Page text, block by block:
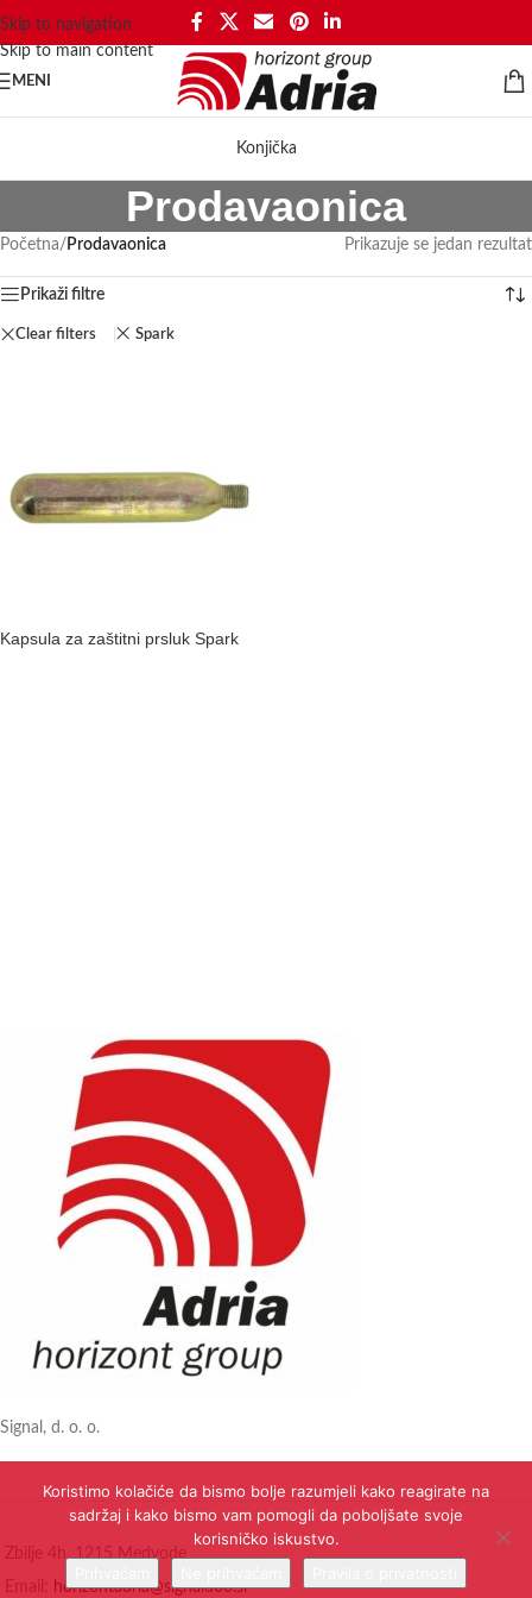
Skip to navigation
Skip to main content
MENI
Konjička
Prodavaonica
Početna/ Prodavaonica Prikazuje se jedan rezultat
Prikaži filtre
Clear filters Spark
Kapsula za zaštitni prsluk Spark
Signal, d. o. o.
Zbilje 4h, 1215 Medvode
Email: horizontadria@signaldoo.si
Koristimo kolačiće da bismo bolje razumjeli kako reagirate na
sadržaj i kako bismo vam pomogli da poboljšate svoje
korisničko iskustvo.